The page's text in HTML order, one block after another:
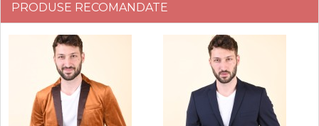
PRODUSE RECOMANDATE